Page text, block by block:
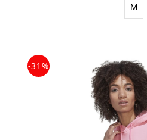
M
-31%